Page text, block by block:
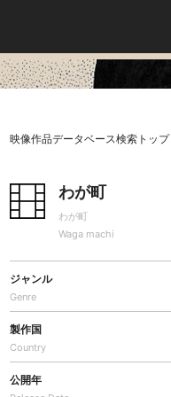
映像作品データベース検索トップ
わが町
わが町
Waga machi
ジャンル
Genre
製作国
Country
公開年